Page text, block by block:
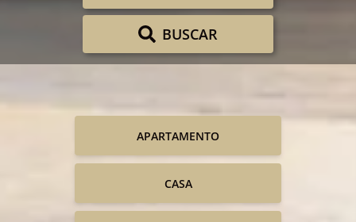
BUSCAR
APARTAMENTO
CASA